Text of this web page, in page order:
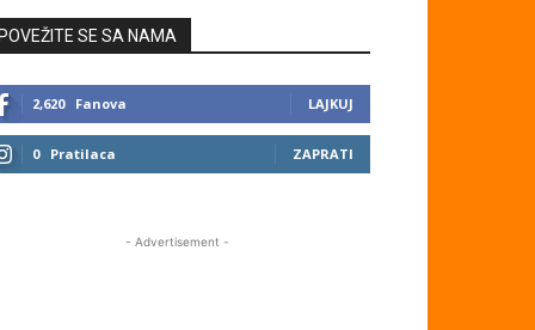
SE SA NAMA
2,620 Fanova LAJKUJ
0 Pratilaca ZAPRATI
- Advertisement -